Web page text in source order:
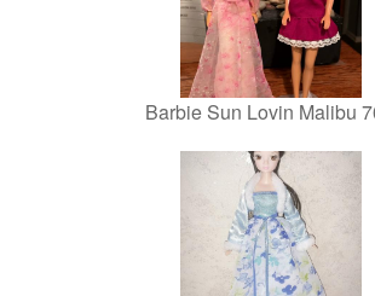
Barbie Sun Lovin Malibu